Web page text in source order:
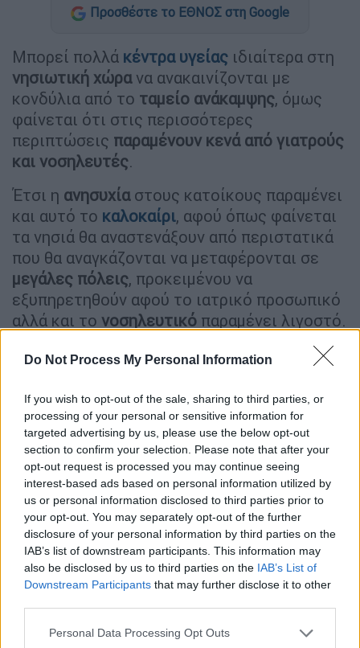
Do Not Process My Personal Information
If you wish to opt-out of the sale, sharing to third parties, or
processing of your personal or sensitive information for
targeted advertising by us, please use the below opt-out
section to confirm your selection. Please note that after your
opt-out request is processed you may continue seeing
interest-based ads based on personal information utilized by
us or personal information disclosed to third parties prior to
your opt-out. You may separately opt-out of the further
disclosure of your personal information by third parties on the
IAB’s list of downstream participants. This information may
also be disclosed by us to third parties on the IAB’s List of
Downstream Participants that may further disclose it to other
Please note that this website/app uses one or more Google
Personal Data Processing Opt Outs
Προσθέστε το ΕΘΝΟΣ στη Google
Μπορεί πολλά κέντρα υγείας ιδιαίτερα στη
νησιωτική χώρανα ανακαινίζονται με
κονδύλια από το ταμείο ανάκαμψης, όμως
φαίνεται ότι στις περισσότερες
περιπτώσεις παραμένουν κενά από γιατρούς
και νοσηλευτές.
Έτσι η ανησυχίαστους κατοίκους παραμένει
και αυτό το καλοκαίρι, αφού όπως φαίνεται
τα νησιά θα αναστενάξουν από περιστατικά
που θα αναγκάζονται να μεταφέρονται σε
μεγάλες πόλεις, προκειμένου να
εξυπηρετηθούν αφού το ιατρικό προσωπικό
αλλά και το νοσηλευτικό παραμένει λιγοστό.
ΔΙΑΒΑΣΤΕ ΕΠΙΣΗΣ
Υγεία|01.06.2025 18:58
Πενήντα δύο παιδιά γεννήθηκαν από
σπέρμα δότη με καρκινογόνο
μετάλλαξη – Ίσως αφορά και την
Ελλάδα
Γεγονός βέβαια καθόλου τυχαίο καθώς οι
υγειονομικοί αποφεύγουν να μετακινούνται
στηνησιωτική χώρα, κυρίως εξαιτίας των
εξόδων διαβίωσης στιςαπομακρυσμένες